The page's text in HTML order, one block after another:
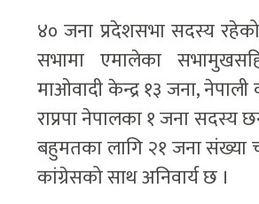
४० जना प्रदेशसभा सदस्य
सभामा एमालेका
माओवादी केन्द्र १३ जना,
राप्रपा नेपालका १ जना सदस्य
बहुमतका लागि २१ जना संख्या
कांग्रेसको साथ अनिवार्य छ ।